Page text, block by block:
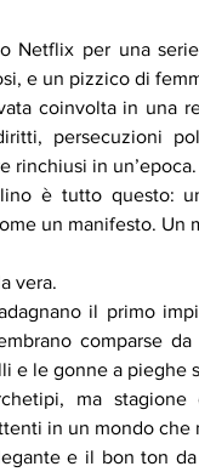
Netflix per una
e un pizzico di
coinvolta in una
persecuzioni
rinchiusi in un’epoca.
è tutto questo:
un manifesto. Un
vera.
il primo
comparse
e le gonne a pieghe
ma
in un mondo che
e il bon ton